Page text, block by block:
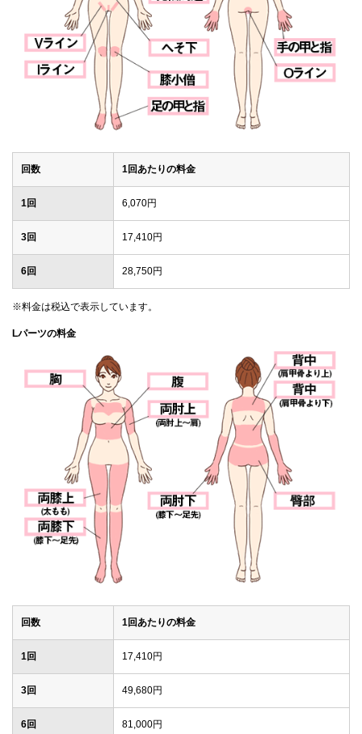
回数 1回あたりの料金
1回 6,070円
3回 17,410円
6回 28,750円
※料金は税込で表示しています。
Lパーツの料金
回数 1回あたりの料金
1回 17,410円
3回 49,680円
6回 81,000円